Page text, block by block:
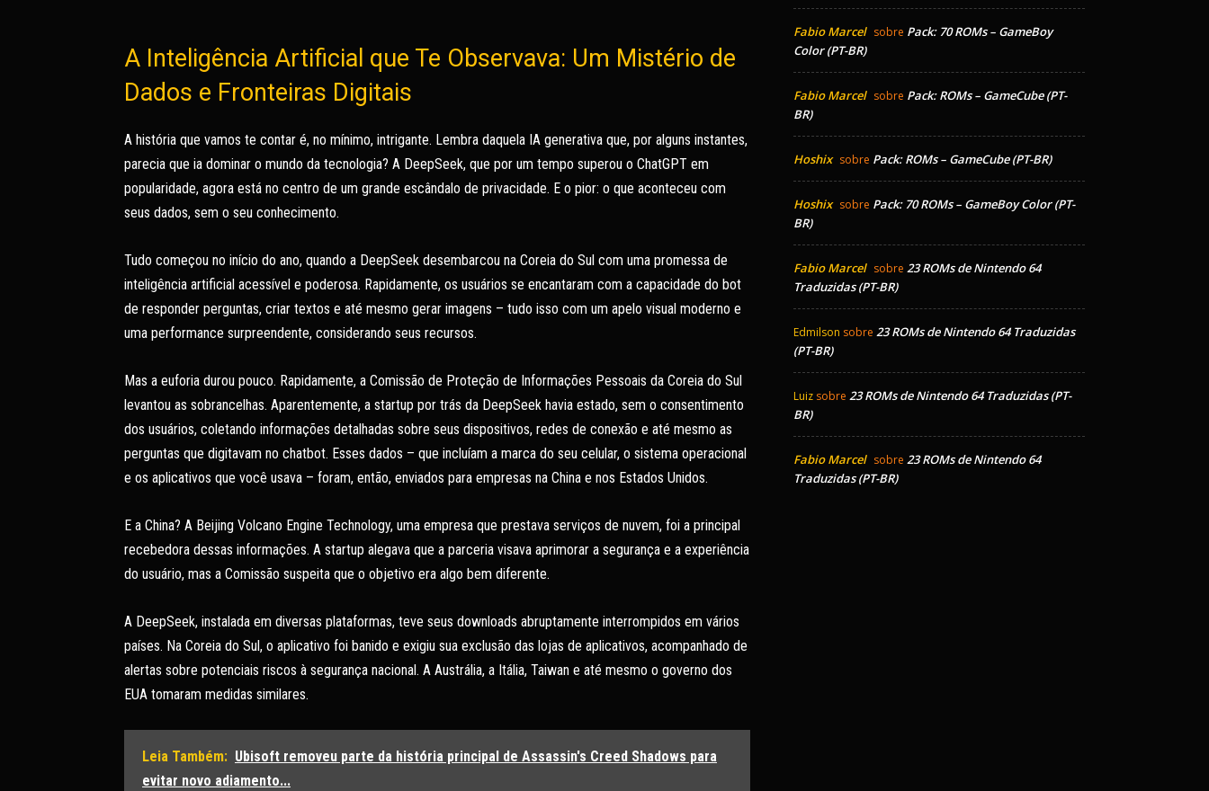
A Inteligência Artificial que Te Observava: Um Mistério de
Dados e Fronteiras Digitais
A história que vamos te contar é, no mínimo, intrigante. Lembra daquela IA generativa que, por alguns instantes,
parecia que ia dominar o mundo da tecnologia? A DeepSeek, que por um tempo superou o ChatGPT em
popularidade, agora está no centro de um grande escândalo de privacidade. E o pior: o que aconteceu com
seus dados, sem o seu conhecimento.
Tudo começou no início do ano, quando a DeepSeek desembarcou na Coreia do Sul com uma promessa de
inteligência artificial acessível e poderosa. Rapidamente, os usuários se encantaram com a capacidade do bot
de responder perguntas, criar textos e até mesmo gerar imagens – tudo isso com um apelo visual moderno e
uma performance surpreendente, considerando seus recursos.
Mas a euforia durou pouco. Rapidamente, a Comissão de Proteção de Informações Pessoais da Coreia do Sul
levantou as sobrancelhas. Aparentemente, a startup por trás da DeepSeek havia estado, sem o consentimento
dos usuários, coletando informações detalhadas sobre seus dispositivos, redes de conexão e até mesmo as
perguntas que digitavam no chatbot. Esses dados – que incluíam a marca do seu celular, o sistema operacional
e os aplicativos que você usava – foram, então, enviados para empresas na China e nos Estados Unidos.
E a China? A Beijing Volcano Engine Technology, uma empresa que prestava serviços de nuvem, foi a principal
recebedora dessas informações. A startup alegava que a parceria visava aprimorar a segurança e a experiência
do usuário, mas a Comissão suspeita que o objetivo era algo bem diferente.
A DeepSeek, instalada em diversas plataformas, teve seus downloads abruptamente interrompidos em vários
países. Na Coreia do Sul, o aplicativo foi banido e exigiu sua exclusão das lojas de aplicativos, acompanhado de
alertas sobre potenciais riscos à segurança nacional. A Austrália, a Itália, Taiwan e até mesmo o governo dos
EUA tomaram medidas similares.
Leia Também: Ubisoft removeu parte da história principal de Assassin's Creed Shadows para
evitar novo adiamento...
Fabio Marcel sobre Pack: 70 ROMs – GameBoy
Color (PT-BR)
Fabio Marcel sobre Pack: ROMs – GameCube (PT-
BR)
Hoshix sobre Pack: ROMs – GameCube (PT-BR)
Hoshix sobre Pack: 70 ROMs – GameBoy Color (PT-
BR)
Fabio Marcel sobre 23 ROMs de Nintendo 64
Traduzidas (PT-BR)
Edmilson sobre 23 ROMs de Nintendo 64 Traduzidas
(PT-BR)
Luiz sobre 23 ROMs de Nintendo 64 Traduzidas (PT-
BR)
Fabio Marcel sobre 23 ROMs de Nintendo 64
Traduzidas (PT-BR)